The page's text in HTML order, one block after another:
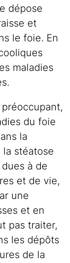
dépose
et
le foie. En
maladies
du foie
la
stéatose
à de
et de vie,
une
et en
pas traiter,
les dépôts
de la